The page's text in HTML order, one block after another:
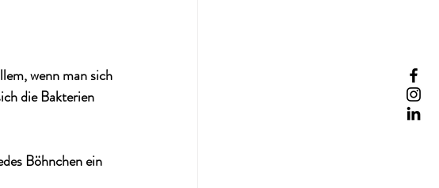
wenn man sich
die Bakterien
Böhnchen ein